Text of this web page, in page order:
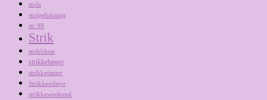
stola
stolpelukning
str 98
Strik
strikbluse
strikkebøger
strikketanter
Strikkeudstyr
strikkeweekend